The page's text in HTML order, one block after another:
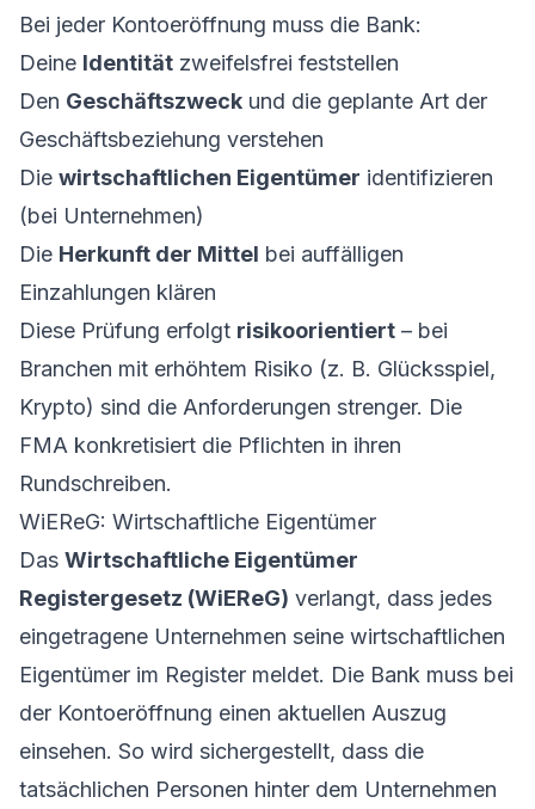
Bei jeder Kontoeröffnung muss die Bank:
Deine Identität zweifelsfrei feststellen
Den Geschäftszweck und die geplante Art der
Geschäftsbeziehung verstehen
Die wirtschaftlichen Eigentümer identifizieren
(bei Unternehmen)
Die Herkunft der Mittel bei auffälligen
Einzahlungen klären
Diese Prüfung erfolgt risikoorientiert – bei
Branchen mit erhöhtem Risiko (z. B. Glücksspiel,
Krypto) sind die Anforderungen strenger. Die
FMA konkretisiert die Pflichten in ihren
Rundschreiben.
WiEReG: Wirtschaftliche Eigentümer
Das Wirtschaftliche Eigentümer
Registergesetz (WiEReG) verlangt, dass jedes
eingetragene Unternehmen seine wirtschaftlichen
Eigentümer im Register meldet. Die Bank muss bei
der Kontoeröffnung einen aktuellen Auszug
einsehen. So wird sichergestellt, dass die
tatsächlichen Personen hinter dem Unternehmen